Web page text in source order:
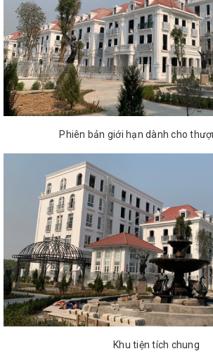
Phiên bản giới hạn dành cho
Khu tiện tích chung